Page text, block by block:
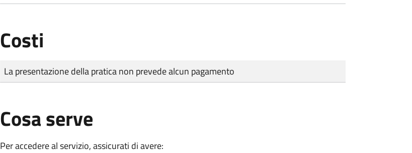
Costi
Tipo di pagamento
Importo
La presentazione della pratica non prevede alcun pagamento
Cosa serve
Per accedere al servizio, assicurati di avere: